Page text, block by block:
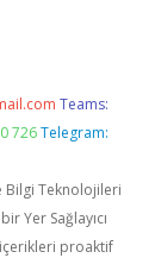
Teams:
726 Telegram:
Bilgi Teknolojileri
Yer Sağlayıcı
proaktif